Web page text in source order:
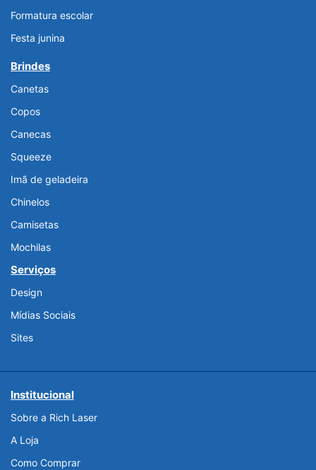
Formatura escolar
Festa junina
Brindes
Canetas
Copos
Canecas
Squeeze
Imã de geladeira
Chinelos
Camisetas
Mochilas
Serviços
Design
Mídias Sociais
Sites
Institucional
Sobre a Rich Laser
A Loja
Como Comprar